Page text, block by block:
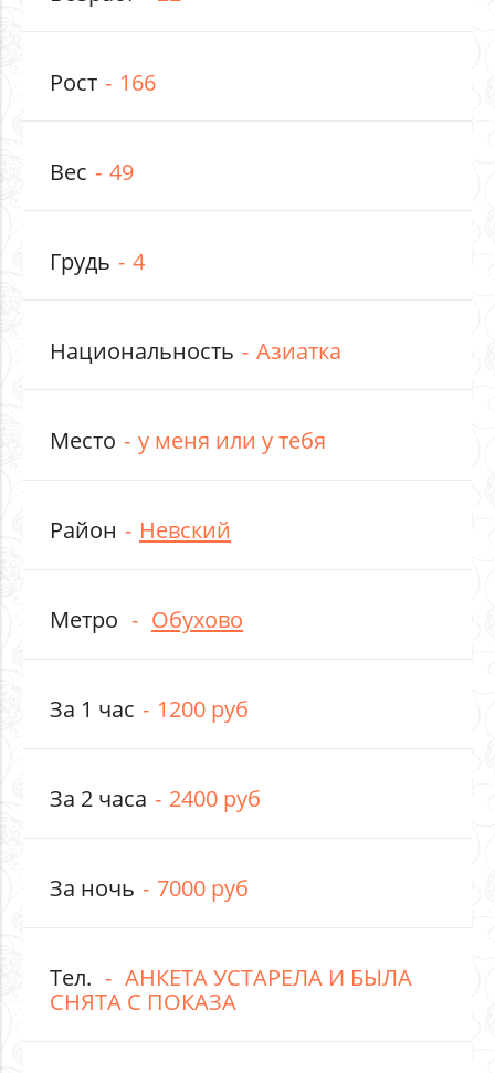
Рост 166
Вес 49
Грудь 4
Национальность Азиатка
Место у меня или у тебя
Район Невский
Метро Обухово
За 1 час 1200 руб
За 2 часа 2400 руб
За ночь 7000 руб
Тел. АНКЕТА УСТАРЕЛА И БЫЛА
СНЯТА С ПОКАЗА